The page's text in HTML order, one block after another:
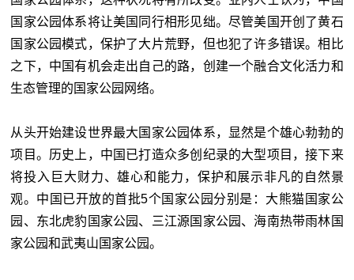
国家公园体系将让美国同行相形见绌。尽管美国开创了黄石
国家公园模式，保护了大片荒野，但也犯了许多错误。相比
之下，中国有机会走出自己的路，创建一个融合文化活力和
生态管理的国家公园网络。
从头开始建设世界最大国家公园体系，显然是个雄心勃勃的
项目。历史上，中国已打造众多创纪录的大型项目，接下来
将投入巨大财力、雄心和能力，保护和展示非凡的自然景
观。中国已开放的首批5个国家公园分别是：大熊猫国家公
园、东北虎豹国家公园、三江源国家公园、海南热带雨林国
家公园和武夷山国家公园。